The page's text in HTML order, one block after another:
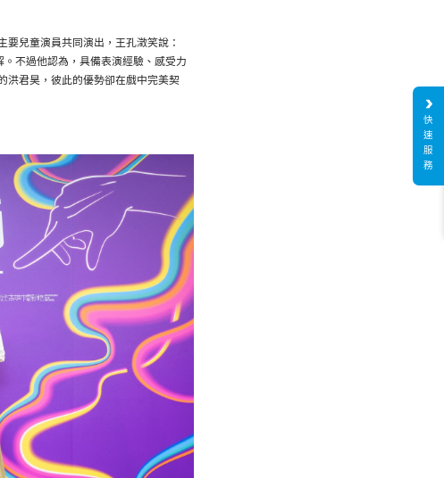
兒童演員共同演出，王孔澂笑說：
。不過他認為，具備表演經驗、感受力
洪君昊，彼此的優勢卻在戲中完美契
快
速
服
務